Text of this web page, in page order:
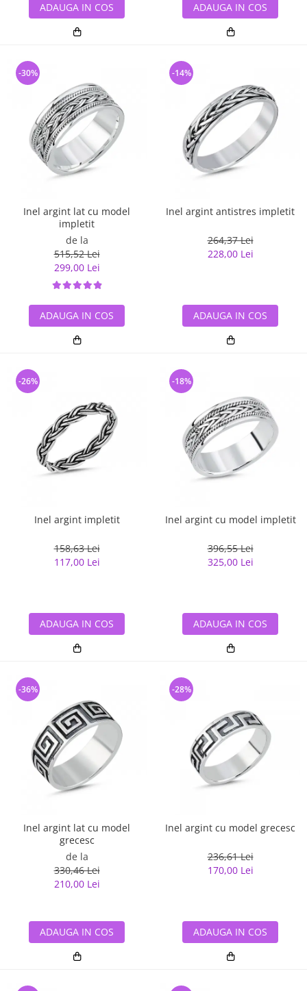
ADAUGA IN COS ADAUGA IN COS
Inel argint lat cu model
impletit
de la
515,52 Lei
299,00 Lei
-30%
ADAUGA IN COS
Inel argint antistres impletit
264,37 Lei
228,00 Lei
-14%
ADAUGA IN COS
Inel argint impletit
158,63 Lei
117,00 Lei
-26%
ADAUGA IN COS
Inel argint cu model impletit
396,55 Lei
325,00 Lei
-18%
ADAUGA IN COS
Inel argint lat cu model
grecesc
de la
330,46 Lei
210,00 Lei
-36%
ADAUGA IN COS
Inel argint cu model grecesc
236,61 Lei
170,00 Lei
-28%
ADAUGA IN COS